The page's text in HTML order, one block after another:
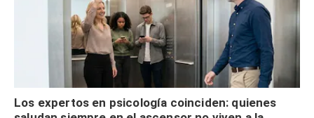
Los expertos en psicología coinciden: quienes